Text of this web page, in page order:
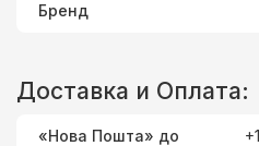
Бренд
Доставка и Оплата:
«Нова Пошта» до